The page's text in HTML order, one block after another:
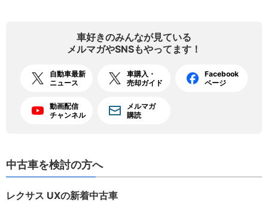
車好きのみんなが見ている
メルマガやSNSもやってます！
自動車最新
ニュース
車購入・
売却ガイド
Facebook
ページ
動画配信
チャンネル
メルマガ
購読
中古車を検討の方へ
レクサス UXの新着中古車